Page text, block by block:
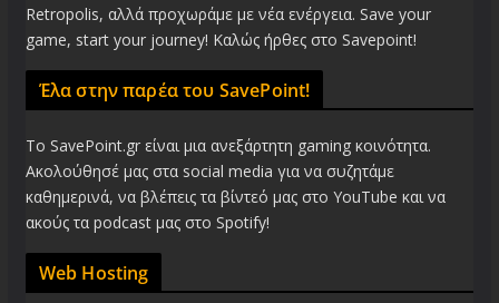
Retropolis, αλλά προχωράμε με νέα ενέργεια. Save your
game, start your journey! Καλώς ήρθες στο Savepoint!
Έλα στην παρέα του SavePoint!
Το SavePoint.gr είναι μια ανεξάρτητη gaming κοινότητα.
Ακολούθησέ μας στα social media για να συζητάμε
καθημερινά, να βλέπεις τα βίντεό μας στο YouTube και να
ακούς τα podcast μας στο Spotify!
Web Hosting